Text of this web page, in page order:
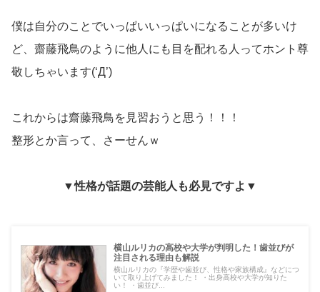
僕は自分のことでいっぱいいっぱいになることが多いけ
ど、齋藤飛鳥のように他人にも目を配れる人ってホント尊
敬しちゃいます(‘Д’)
これからは齋藤飛鳥を見習おうと思う！！！
整形とか言って、さーせんｗ
▼性格が話題の芸能人も必見ですよ▼
横山ルリカの高校や大学が判明した！歯並びが
注目される理由も解説
横山ルリカの『学歴や歯並び、性格や家族構成』などにつ
いて取り上げてみました！ ・出身高校や大学が知りた
い！ ・歯並び...